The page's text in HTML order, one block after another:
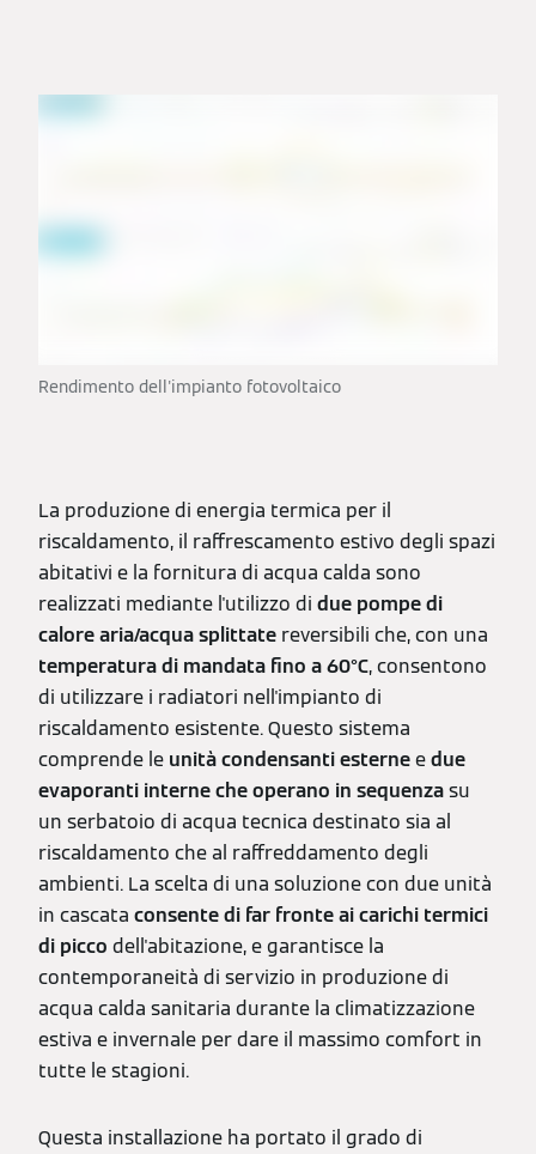
Rendimento dell'impianto fotovoltaico
La produzione di energia termica per il
riscaldamento, il raffrescamento estivo degli spazi
abitativi e la fornitura di acqua calda sono
realizzati mediante l'utilizzo di due pompe di
calore aria/acqua splittate reversibili che, con una
temperatura di mandata fino a 60°C, consentono
di utilizzare i radiatori nell'impianto di
riscaldamento esistente. Questo sistema
comprende le unità condensanti esterneedue
evaporanti interne che operano in sequenzasu
un serbatoio di acqua tecnica destinato sia al
riscaldamento che al raffreddamento degli
ambienti. La scelta di una soluzione con due unità
in cascata consente di far fronte ai carichi termici
di picco dell'abitazione, e garantisce la
contemporaneità di servizio in produzione di
acqua calda sanitaria durante la climatizzazione
estiva e invernale per dare il massimo comfort in
tutte le stagioni.
Questa installazione ha portato il grado di